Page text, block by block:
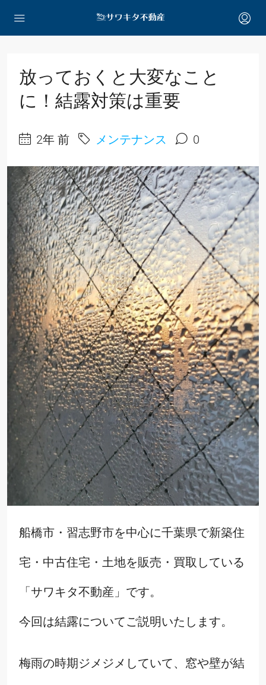
放っておくと大変なこと
に！結露対策は重要
2年 前 メンテナンス 0
船橋市・習志野市を中心に千葉県で新築住
宅・中古住宅・土地を販売・買取している
「サワキタ不動産」です。
今回は結露についてご説明いたします。
梅雨の時期ジメジメしていて、窓や壁が結